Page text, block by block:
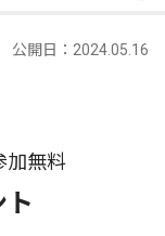
公開日：2024.05.16
加無料